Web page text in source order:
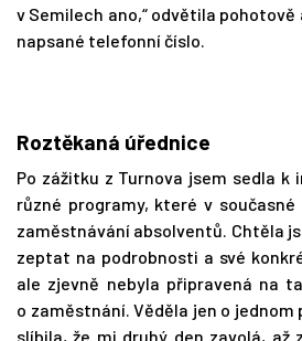
v Semilech ano,“ odvětila pohotově
napsané telefonní číslo.
Roztěkaná úřednice
Po zážitku z Turnova jsem sedla
různé programy, které v současné
zaměstnávání absolventů. Chtěla
zeptat na podrobnosti a své
ale zjevně nebyla připravená na
o zaměstnání. Věděla jen o
slíbila, že mi druhý den zavolá, až